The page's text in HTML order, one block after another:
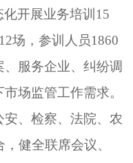
开展业务培训 15
场，参训人员1860
服务企业、纠纷调
场监管工作需求。
、检察、法院、农
健全联席会议、